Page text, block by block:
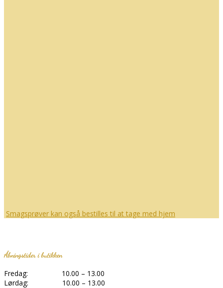
Smagsprøver kan også bestilles til at tage med hjem
Åbningstider i butikken
Fredag: 10.00 – 13.00
Lørdag: 10.00 – 13.00